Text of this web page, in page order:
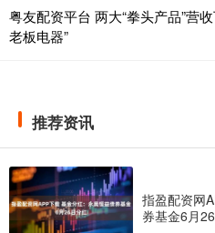
粤友配资平台 两大“拳头产品”营
老板电器”
推荐资讯
指盈配资网
券基金6月